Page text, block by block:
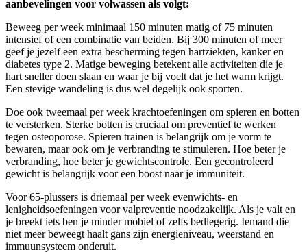
aanbevelingen voor volwassen als volgt:
Beweeg per week minimaal 150 minuten matig of 75 minuten
intensief of een combinatie van beiden. Bij 300 minuten of meer
geef je jezelf een extra bescherming tegen hartziekten, kanker en
diabetes type 2. Matige beweging betekent alle activiteiten die je
hart sneller doen slaan en waar je bij voelt dat je het warm krijgt.
Een stevige wandeling is dus wel degelijk ook sporten.
Doe ook tweemaal per week krachtoefeningen om spieren en botten
te versterken. Sterke botten is cruciaal om preventief te werken
tegen osteoporose. Spieren trainen is belangrijk om je vorm te
bewaren, maar ook om je verbranding te stimuleren. Hoe beter je
verbranding, hoe beter je gewichtscontrole. Een gecontroleerd
gewicht is belangrijk voor een boost naar je immuniteit.
Voor 65-plussers is driemaal per week evenwichts- en
lenigheidsoefeningen voor valpreventie noodzakelijk. Als je valt en
je breekt iets ben je minder mobiel of zelfs bedlegerig. Iemand die
niet meer beweegt haalt gans zijn energieniveau, weerstand en
immuunsysteem onderuit.